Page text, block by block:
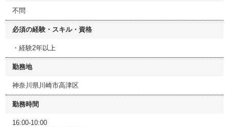
不問
必須の経験・スキル・資格
・経験2年以上
勤務地
神奈川県川崎市高津区
勤務時間
16:00-10:00